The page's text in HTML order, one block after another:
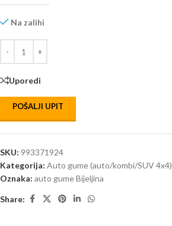
Na zalihi
Uporedi
POŠALJI UPIT
SKU: 993371924
Kategorija: Auto gume (auto/kombi/SUV 4x4)
Oznaka: auto gume Bijeljina
Share: